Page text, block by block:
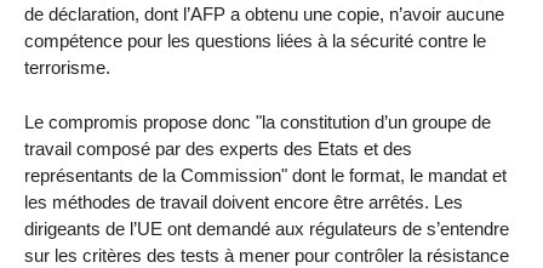
de déclaration, dont l’AFP a obtenu une copie, n’avoir aucune
compétence pour les questions liées à la sécurité contre le
terrorisme.
Le compromis propose donc "la constitution d’un groupe de
travail composé par des experts des Etats et des
représentants de la Commission" dont le format, le mandat et
les méthodes de travail doivent encore être arrêtés. Les
dirigeants de l’UE ont demandé aux régulateurs de s’entendre
sur les critères des tests à mener pour contrôler la résistance